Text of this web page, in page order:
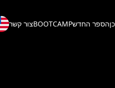
הספר החדשBOOTCAMPצור קשר